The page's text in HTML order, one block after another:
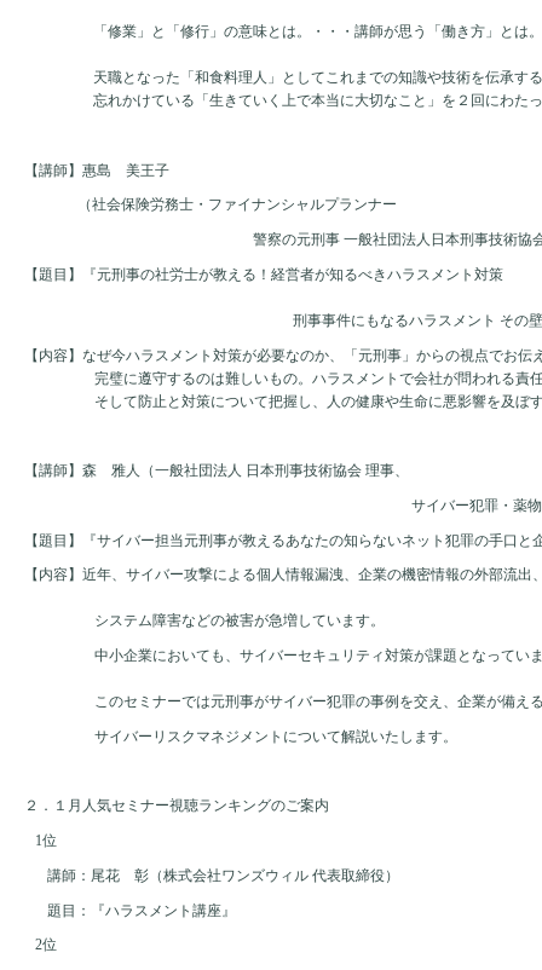
「修業」と「修行」の意味とは。・・・講師が思う「働き方」とは。
天職となった「和食料理人」としてこれまでの知識や技術を伝承す
忘れかけている「生きていく上で本当に大切なこと」を２回にわた
【講師】惠島　美王子
（社会保険労務士・ファイナンシャルプランナー
警察の元刑事 一般社団法人日本刑事技術協
【題目】『元刑事の社労士が教える！経営者が知るべきハラスメント対策
刑事事件にもなるハラスメント その壁
【内容】なぜ今ハラスメント対策が必要なのか、「元刑事」からの視点でお
完璧に遵守するのは難しいもの。ハラスメントで会社が問われる責
そして防止と対策について把握し、人の健康や生命に悪影響を及ぼ
【講師】森　雅人（一般社団法人 日本刑事技術協会 理事、
サイバー犯罪・薬
【題目】『サイバー担当元刑事が教えるあなたの知らないネット犯罪の手口と
【内容】近年、サイバー攻撃による個人情報漏洩、企業の機密情報の外部流出
システム障害などの被害が急増しています。
中小企業においても、サイバーセキュリティ対策が課題となってい
このセミナーでは元刑事がサイバー犯罪の事例を交え、企業が備え
サイバーリスクマネジメントについて解説いたします。
２．１月人気セミナー視聴ランキングのご案内
1位
講師：尾花　彰（株式会社ワンズウィル 代表取締役）
題目：『ハラスメント講座』
2位